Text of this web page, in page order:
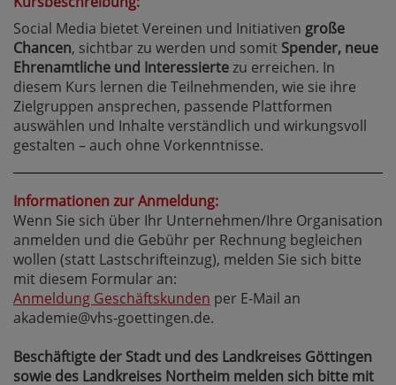
Social Media bietet Vereinen und Initiativen große
Chancen, sichtbar zu werden und somit Spender, neue
Ehrenamtliche und Interessiertezu erreichen. In
diesem Kurs lernen die Teilnehmenden, wie sie ihre
Zielgruppen ansprechen, passende Plattformen
auswählen und Inhalte verständlich und wirkungsvoll
gestalten – auch ohne Vorkenntnisse.
Informationen zur Anmeldung:
Wenn Sie sich über Ihr Unternehmen/Ihre Organisation
anmelden und die Gebühr per Rechnung begleichen
wollen (statt Lastschrifteinzug), melden Sie sich bitte
mit diesem Formular an:
Anmeldung Geschäftskunden per E-Mail an
akademie@vhs-goettingen.de.
Beschäftigte der Stadt und des Landkreises Göttingen
sowie des Landkreises Northeim melden sich bitte mit